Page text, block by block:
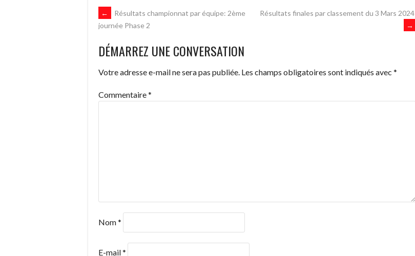
NAVIGATION
DES
ARTICLES
←
Résultats championnat par équipe: 2ème
journée Phase 2
Résultats finales par classement du 3 Mars 2024
→
DÉMARREZ UNE CONVERSATION
Votre adresse e-mail ne sera pas publiée. Les champs obligatoires sont indiqués avec *
Commentaire*
Nom*
E-mail*